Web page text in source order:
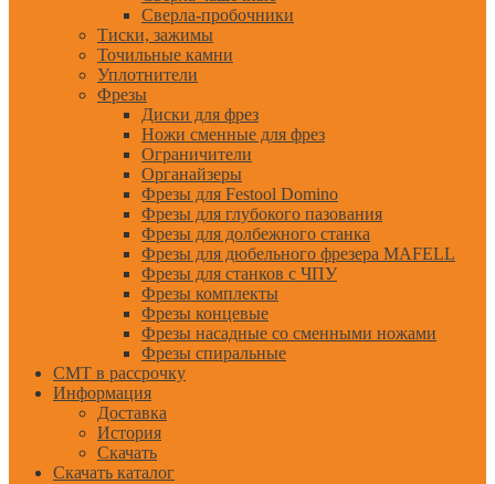
Сверла-пробочники
Тиски, зажимы
Точильные камни
Уплотнители
Фрезы
Диски для фрез
Ножи сменные для фрез
Ограничители
Органайзеры
Фрезы для Festool Domino
Фрезы для глубокого пазования
Фрезы для долбежного станка
Фрезы для дюбельного фрезера MAFELL
Фрезы для станков с ЧПУ
Фрезы комплекты
Фрезы концевые
Фрезы насадные со сменными ножами
Фрезы спиральные
CMT в рассрочку
Информация
Доставка
История
Скачать
Скачать каталог